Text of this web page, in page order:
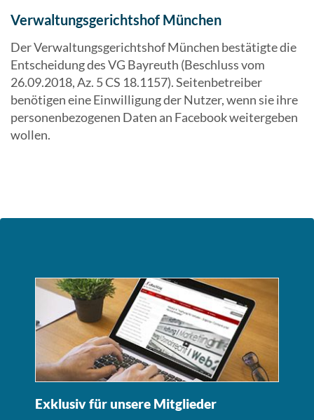
Verwaltungsgerichtshof München
Der Verwaltungsgerichtshof München bestätigte die
Entscheidung des VG Bayreuth (Beschluss vom
26.09.2018, Az. 5 CS 18.1157). Seitenbetreiber
benötigen eine Einwilligung der Nutzer, wenn sie ihre
personenbezogenen Daten an Facebook weitergeben
wollen.
Exklusiv für unsere Mitglieder